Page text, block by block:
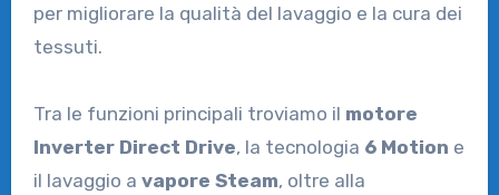
per migliorare la qualità del lavaggio e la cura dei
tessuti.
Tra le funzioni principali troviamo il motore
Inverter Direct Drive, la tecnologia 6 Motion e
il lavaggio a vapore Steam, oltre alla